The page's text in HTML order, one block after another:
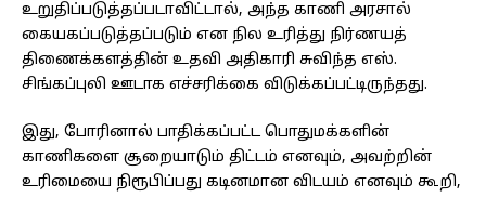
உறுதிப்படுத்தப்படாவிட்டால், அந்த காணி அரசால்
கையகப்படுத்தப்படும் என நில உரித்து நிர்ணயத்
திணைக்களத்தின் உதவி அதிகாரி சுவிந்த எஸ்.
சிங்கப்புலி ஊடாக எச்சரிக்கை விடுக்கப்பட்டிருந்தது.
இது, போரினால் பாதிக்கப்பட்ட பொதுமக்களின்
காணிகளை சூறையாடும் திட்டம் எனவும், அவற்றின்
உரிமையை நிரூபிப்பது கடினமான விடயம் எனவும் கூறி,